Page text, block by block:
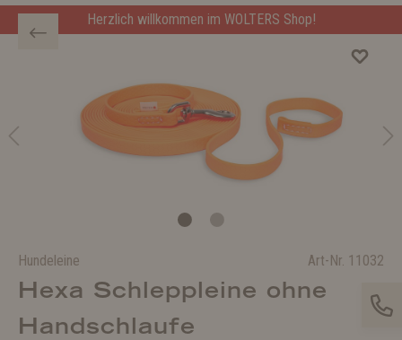
Herzlich willkommen im WOLTERS Shop!
Hundeleine Art-Nr. 11032
Hexa Schleppleine ohne
Handschlaufe